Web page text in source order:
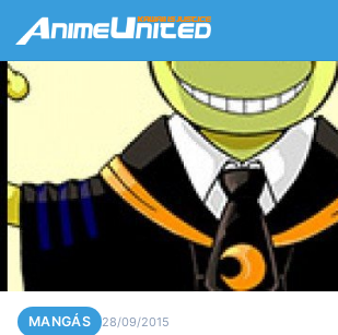
MANGÁS 28/09/2015